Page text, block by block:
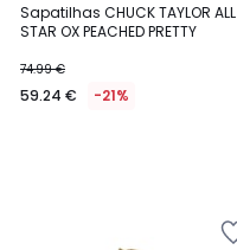
Sapatilhas CHUCK TAYLOR ALL
STAR OX PEACHED PRETTY
€
em
74.99 €
59.24 € -21%